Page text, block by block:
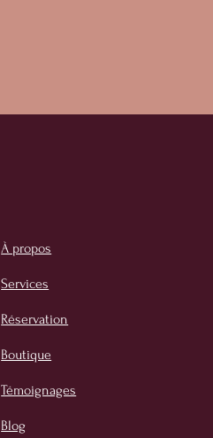
À propos
Services
Réservation
Boutique
Témoignages
Blog